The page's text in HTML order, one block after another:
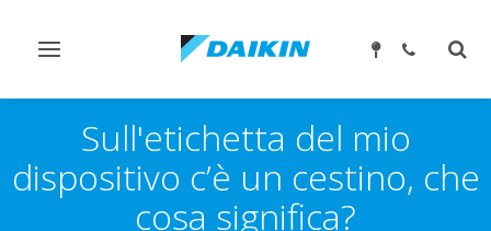
Attiva/disattiva
Sull'etichetta del mio
dispositivo c’è un cestino, che
cosa significa?